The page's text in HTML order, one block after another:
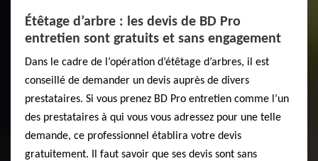
Étêtage d’arbre : les devis de BD Pro
entretien sont gratuits et sans engagement
Dans le cadre de l’opération d’étêtage d’arbres, il est
conseillé de demander un devis auprès de divers
prestataires. Si vous prenez BD Pro entretien comme l’un
des prestataires à qui vous vous adressez pour une telle
demande, ce professionnel établira votre devis
gratuitement. Il faut savoir que ses devis sont sans